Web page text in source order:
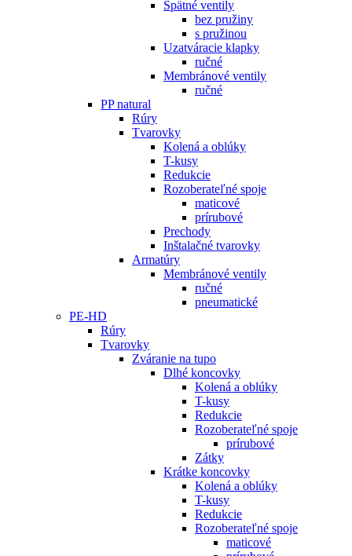
Spätné ventily
bez pružiny
s pružinou
Uzatváracie klapky
ručné
Membránové ventily
ručné
PP natural
Rúry
Tvarovky
Kolená a oblúky
T-kusy
Redukcie
Rozoberateľné spoje
maticové
prírubové
Prechody
Inštalačné tvarovky
Armatúry
Membránové ventily
ručné
pneumatické
PE-HD
Rúry
Tvarovky
Zváranie na tupo
Dlhé koncovky
Kolená a oblúky
T-kusy
Redukcie
Rozoberateľné spoje
prírubové
Zátky
Krátke koncovky
Kolená a oblúky
T-kusy
Redukcie
Rozoberateľné spoje
maticové